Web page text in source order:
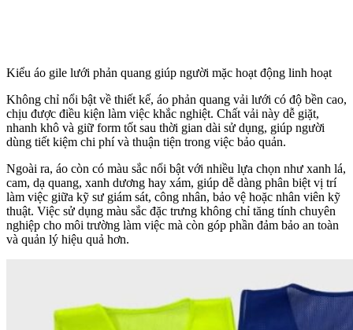
Kiểu áo gile lưới phản quang giúp người mặc hoạt động linh hoạt
Không chỉ nổi bật về thiết kế, áo phản quang vải lưới có độ bền cao,
chịu được điều kiện làm việc khắc nghiệt. Chất vải này dễ giặt,
nhanh khô và giữ form tốt sau thời gian dài sử dụng, giúp người
dùng tiết kiệm chi phí và thuận tiện trong việc bảo quản.
Ngoài ra, áo còn có màu sắc nổi bật với nhiều lựa chọn như xanh lá,
cam, dạ quang, xanh dương hay xám, giúp dễ dàng phân biệt vị trí
làm việc giữa kỹ sư giám sát, công nhân, bảo vệ hoặc nhân viên kỹ
thuật. Việc sử dụng màu sắc đặc trưng không chỉ tăng tính chuyên
nghiệp cho môi trường làm việc mà còn góp phần đảm bảo an toàn
và quản lý hiệu quả hơn.